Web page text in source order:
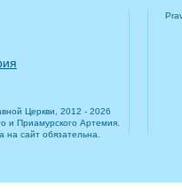
Церкви, 2012 - 2026
и Приамурского Артемия.
на сайт обязательна.